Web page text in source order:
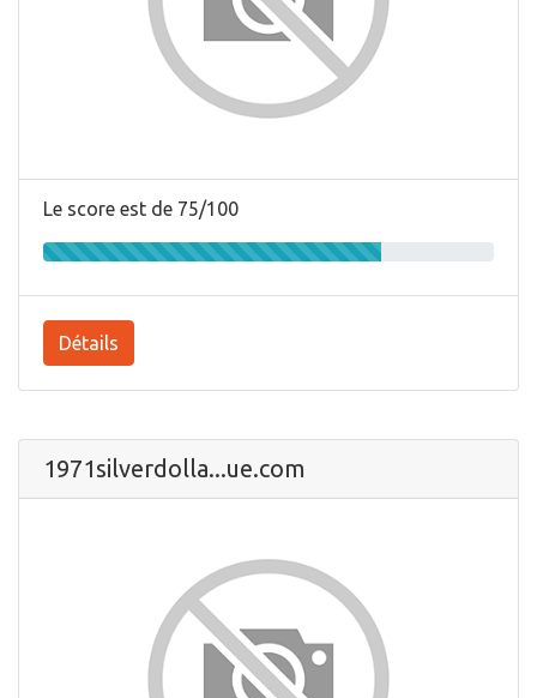
Le score est de 75/100
Détails
1971silverdolla...ue.com